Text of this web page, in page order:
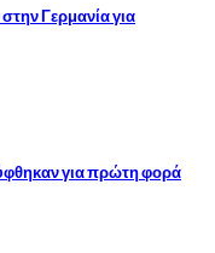
Γερμανία για
για πρώτη φορά